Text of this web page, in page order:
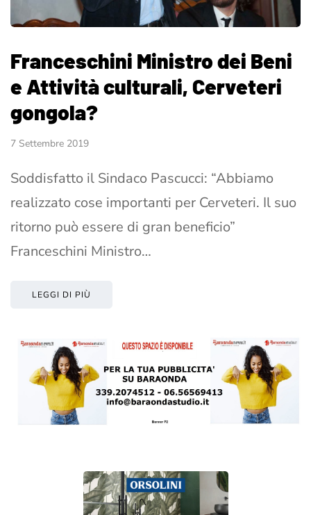
Franceschini Ministro dei Beni
e Attività culturali, Cerveteri
gongola?
7 Settembre 2019
Soddisfatto il Sindaco Pascucci: “Abbiamo
realizzato cose importanti per Cerveteri. Il suo
ritorno può essere di gran beneficio”
Franceschini Ministro…
LEGGI DI PIÙ